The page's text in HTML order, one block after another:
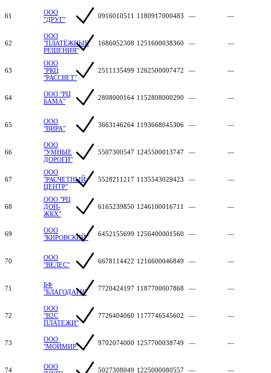
61
ООО
"ДРУГ"
0916010511 1180917000483 — —
62
ООО
"ПЛАТЁЖНЫЕ
РЕШЕНИЯ"
1686052308 1251600038360 — —
63
ООО
"РКЦ
"РАССВЕТ"
2511135499 1262500007472 — —
64
ООО "РЦ
БАМА"
2808000164 1152808000290 — —
65
ООО
"ВИРА"
3663146264 1193668045306 — —
66
ООО
"УМНЫЕ
ДОРОГИ"
5507300547 1245500013747 — —
67
ООО
"РАСЧЕТНЫЙ
ЦЕНТР"
5528211217 1135543029423 — —
68
ООО "РЦ
ДОН-
ЖКХ"
6165239850 1246100016711 — —
69
ООО
"КИРОВСКИЙ"
6452155699 1256400001560 — —
70
ООО
"ВЕЛЕС"
6678114422 1216600046849 — —
71
БФ
"БЛАГОДАРИ"
7720424197 1187700007868 — —
72
ООО
"В2С
ПЛАТЕЖИ"
7726404060 1177746545602 — —
73
ООО
"МОЙМИР"
9702074000 1257700038749 — —
74
ООО
5027308049 1225000080557 — —